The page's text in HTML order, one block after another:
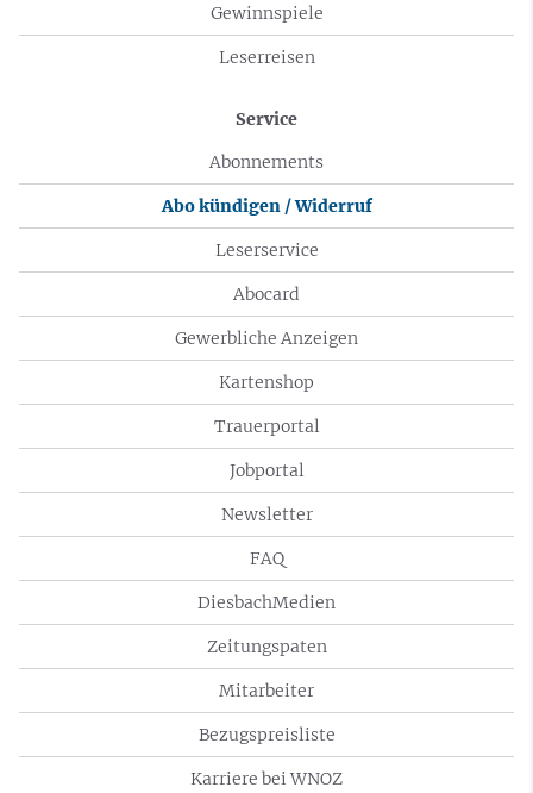
Gewinnspiele
Leserreisen
Service
Abonnements
Abo kündigen / Widerruf
Leserservice
Abocard
Gewerbliche Anzeigen
Kartenshop
Trauerportal
Jobportal
Newsletter
FAQ
DiesbachMedien
Zeitungspaten
Mitarbeiter
Bezugspreisliste
Karriere bei WNOZ